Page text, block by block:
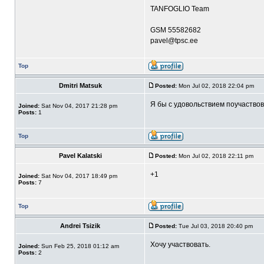
TANFOGLIO Team
GSM 55582682
pavel@tpsc.ee
Top
Dmitri Matsuk Posted: Mon Jul 02, 2018 22:04 pm
Joined: Sat Nov 04, 2017 21:28 pm
Posts: 1
Я бы с удовольствием
Top
Pavel Kalatski Posted: Mon Jul 02, 2018 22:11 pm
Joined: Sat Nov 04, 2017 18:49 pm
Posts: 7
+1
Top
Andrei Tsizik Posted: Tue Jul 03, 2018 20:40 pm
Joined: Sun Feb 25, 2018 01:12 am
Posts: 2
Хочу участвовать.